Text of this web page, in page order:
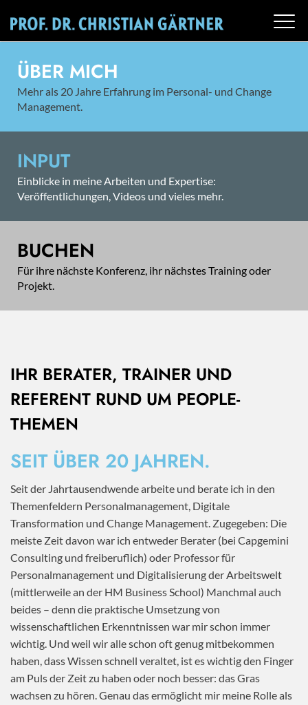
ÜBER MICH
Mehr als 20 Jahre Erfahrung im Personal- und Change
Management.
INPUT
Einblicke in meine Arbeiten und Expertise:
Veröffentlichungen, Videos und vieles mehr.
BUCHEN
Für ihre nächste Konferenz, ihr nächstes Training oder
Projekt.
IHR BERATER, TRAINER UND
REFERENT RUND UM PEOPLE-
THEMEN
SEIT ÜBER 20 JAHREN.
Seit der Jahrtausendwende arbeite und berate ich in den
Themenfeldern Personalmanagement, Digitale
Transformation und Change Management. Zugegeben: Die
meiste Zeit davon war ich entweder Berater (bei Capgemini
Consulting und freiberuflich) oder Professor für
Personalmanagement und Digitalisierung der Arbeitswelt
(mittlerweile an der HM Business School) Manchmal auch
beides – denn die praktische Umsetzung von
wissenschaftlichen Erkenntnissen war mir schon immer
wichtig. Und weil wir alle schon oft genug mitbekommen
haben, dass Wissen schnell veraltet, ist es wichtig den Finger
am Puls der Zeit zu haben oder noch besser: das Gras
wachsen zu hören. Genau das ermöglicht mir meine Rolle als